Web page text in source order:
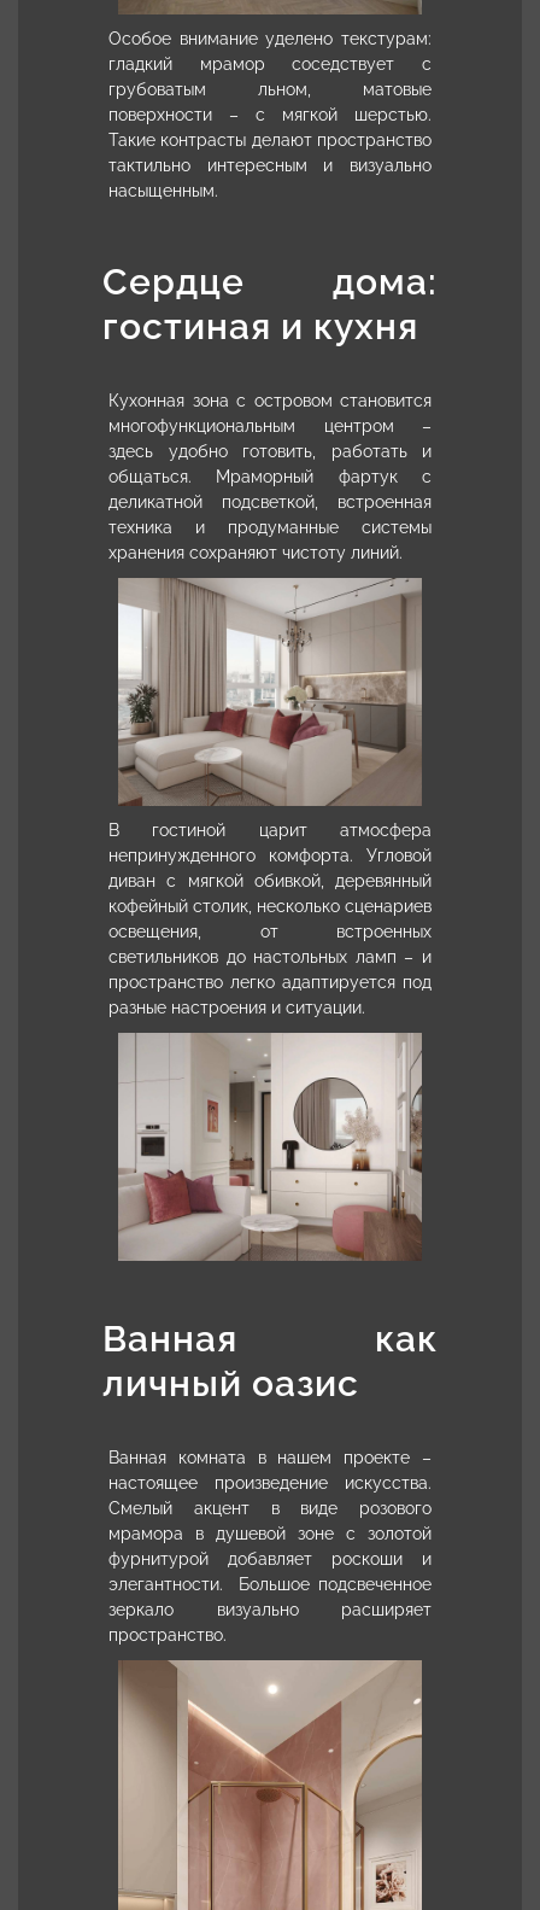
Особое внимание уделено текстурам:
гладкий мрамор соседствует с
грубоватым льном, матовые
поверхности – с мягкой шерстью.
Такие контрасты делают пространство
тактильно интересным и визуально
насыщенным.
Сердце дома:
гостиная и кухня
Кухонная зона с островом становится
многофункциональным центром –
здесь удобно готовить, работать и
общаться. Мраморный фартук с
деликатной подсветкой, встроенная
техника и продуманные системы
хранения сохраняют чистоту линий.
В гостиной царит атмосфера
непринужденного комфорта. Угловой
диван с мягкой обивкой, деревянный
кофейный столик, несколько сценариев
освещения, от встроенных
светильников до настольных ламп – и
пространство легко адаптируется под
разные настроения и ситуации.
Ванная как
личный оазис
Ванная комната в нашем проекте –
настоящее произведение искусства.
Смелый акцент в виде розового
мрамора в душевой зоне с золотой
фурнитурой добавляет роскоши и
элегантности. Большое подсвеченное
зеркало визуально расширяет
пространство.